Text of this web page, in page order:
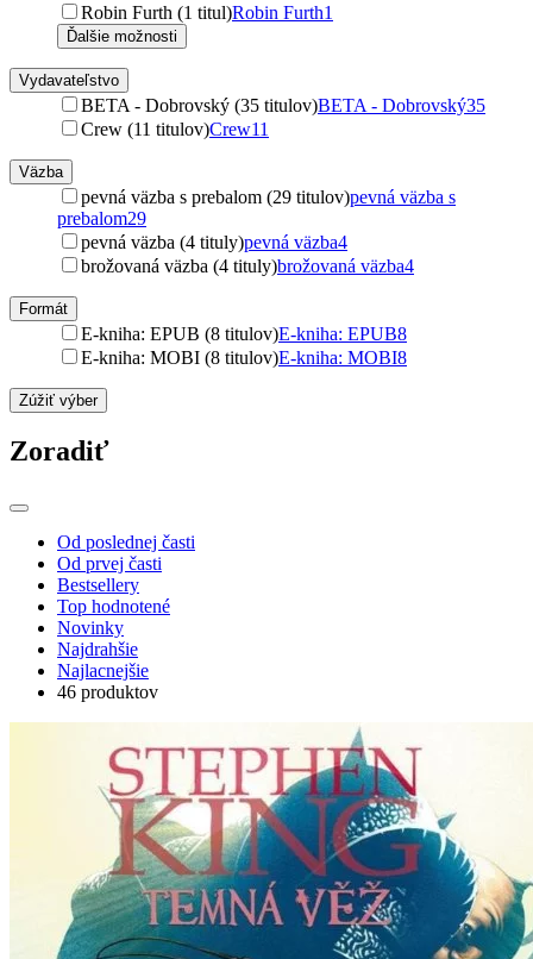
Robin Furth (1 titul)Robin Furth1
Ďalšie možnosti
Vydavateľstvo
BETA - Dobrovský (35 titulov)BETA - Dobrovský35
Crew (11 titulov)Crew11
Väzba
pevná väzba s prebalom (29 titulov)pevná väzba s
prebalom29
pevná väzba (4 tituly)pevná väzba4
brožovaná väzba (4 tituly)brožovaná väzba4
Formát
E-kniha: EPUB (8 titulov)E-kniha: EPUB8
E-kniha: MOBI (8 titulov)E-kniha: MOBI8
Zúžiť výber
Zoradiť
Od poslednej časti
Od prvej časti
Bestsellery
Top hodnotené
Novinky
Najdrahšie
Najlacnejšie
46 produktov